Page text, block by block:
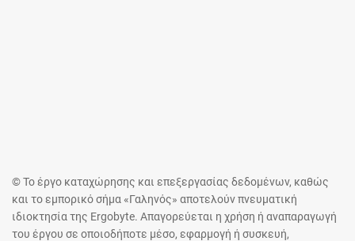
© Το έργο καταχώρησης και επεξεργασίας δεδομένων, καθώς
και το εμπορικό σήμα «Γαληνός» αποτελούν πνευματική
ιδιοκτησία της Ergobyte. Απαγορεύεται η χρήση ή αναπαραγωγή
του έργου σε οποιοδήποτε μέσο, εφαρμογή ή συσκευή,